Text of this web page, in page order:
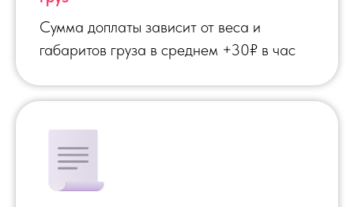
Сумма доплаты зависит от веса и
габаритов груза в среднем +30₽ в час